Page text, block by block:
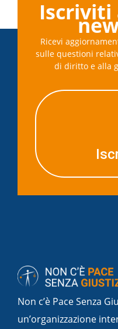
Iscriviti
Ricevi
sulle questioni
di diritto e alla
Non c’è Pace Senza
un’organizzazione